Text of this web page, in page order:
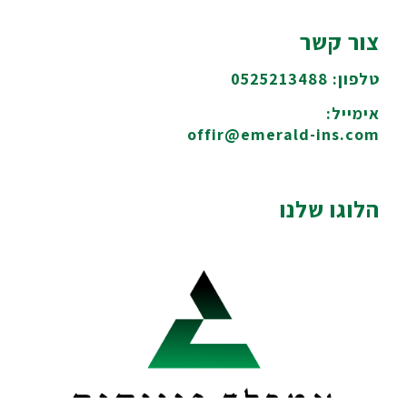
צור קשר
טלפון: 0525213488
אימייל:
offir@emerald-ins.com
הלוגו שלנו